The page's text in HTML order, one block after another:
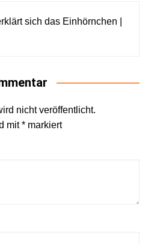
sich das Einhörnchen |
nicht veröffentlicht.
mit*markiert